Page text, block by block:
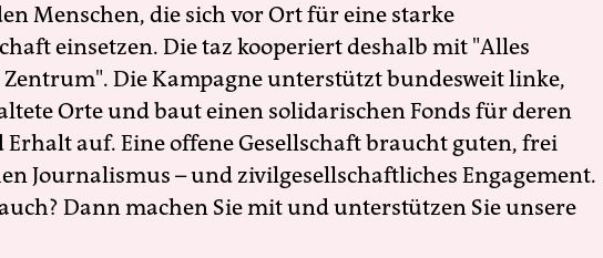
Menschen, die sich vor Ort für eine starke
einsetzen. Die taz kooperiert deshalb mit "Alles
Die Kampagne unterstützt bundesweit linke,
Orte und baut einen solidarischen Fonds für deren
Erhalt auf. Eine offene Gesellschaft braucht guten, frei
Journalismus – und zivilgesellschaftliches Engagement.
Dann machen Sie mit und unterstützen Sie unsere